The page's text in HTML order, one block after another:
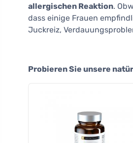
allergischen Reaktion.
dass einige Frauen
Juckreiz,
Probieren Sie unsere